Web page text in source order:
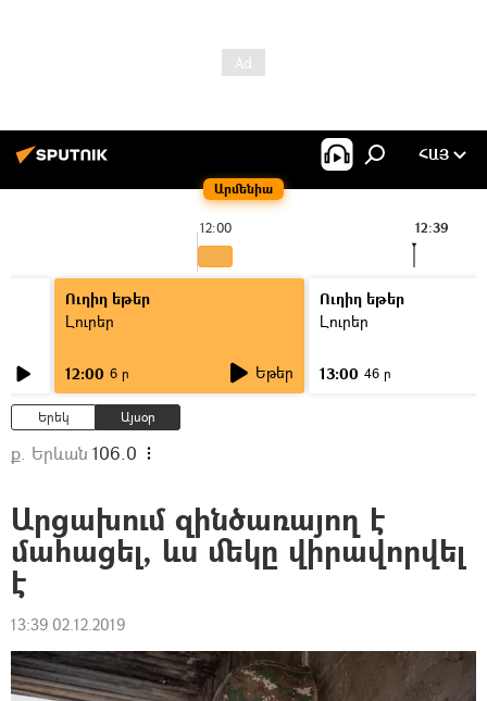
Արմենիա
ՀԱՅ
12:00 12:39
Ուղիղ եթեր
Լուրեր
12:00 6 ր Եթեր
Ուղիղ եթեր
Լուրեր
13:00 46 ր
Երեկ Այսօր
ք. Երևան 106.0
Արցախում զինծառայող է
մահացել, ևս մեկը վիրավորվել
է
13:39 02.12.2019